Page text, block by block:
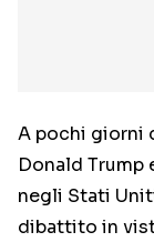
A pochi giorni
Donald Trump
negli Stati
dibattito in